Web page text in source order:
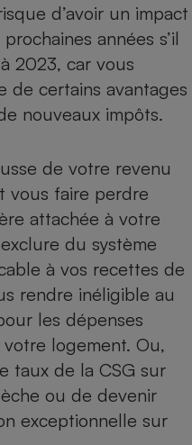
d’avoir un impact
années s’il
2023, car vous
de certains avantages
nouveaux impôts.
de votre revenu
vous faire perdre
attachée à votre
du système
à vos recettes de
rendre inéligible au
les dépenses
logement. Ou,
taux de la CSG sur
ou de devenir
exceptionnelle sur